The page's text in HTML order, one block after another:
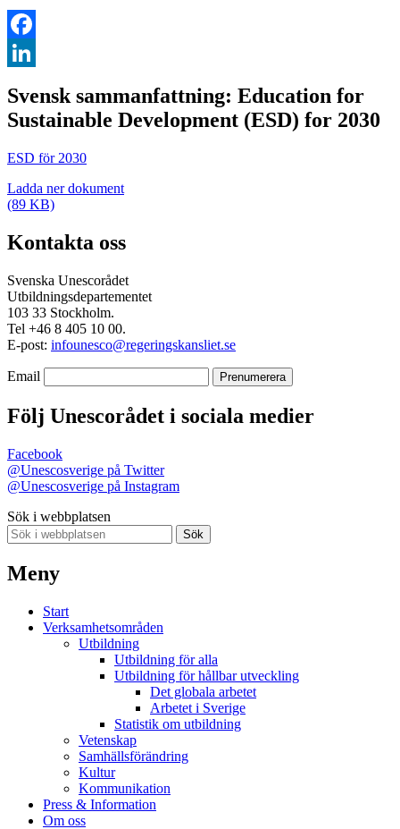
Facebook
Svensk sammanfattning: Education for
Sustainable Development (ESD) for 2030
ESD för 2030
Ladda ner dokument
(89 KB)
Kontakta oss
Svenska Unescorådet
Utbildningsdepartementet
103 33 Stockholm.
Tel +46 8 405 10 00.
E-post: infounesco@regeringskansliet.se
Email
Följ Unescorådet i sociala medier
Facebook
@Unescosverige på Twitter
@Unescosverige på Instagram
Sök i webbplatsen
Sök
Meny
Start
Verksamhetsområden
Utbildning
Utbildning för alla
Utbildning för hållbar utveckling
Det globala arbetet
Arbetet i Sverige
Statistik om utbildning
Vetenskap
Samhällsförändring
Kultur
Kommunikation
Press & Information
Om oss